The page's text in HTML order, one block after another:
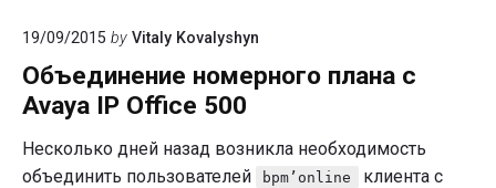
19/09/2015 by Vitaly Kovalyshyn
Объединение номерного плана с
Avaya IP Office 500
Несколько дней назад возникла необходимость
объединить пользователей
bpm’online
клиента с